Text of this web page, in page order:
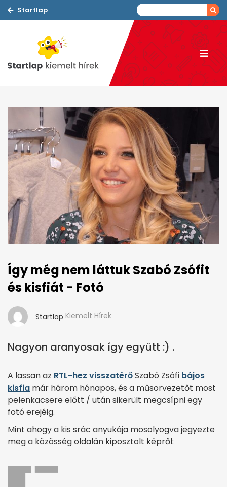
Startlap
Így még nem láttuk Szabó Zsófit
és kisfiát - Fotó
Startlap Kiemelt Hírek
Nagyon aranyosak így együtt :) .
A lassan az RTL-hez visszatérőSzabó Zsófi bájos
kisfia már három hónapos, és a műsorvezetőt most
pelenkacsere előtt / után sikerült megcsípni egy
fotó erejéig.
Mint ahogy a kis srác anyukája mosolyogva jegyezte
meg a közösség oldalán kiposztolt képről: